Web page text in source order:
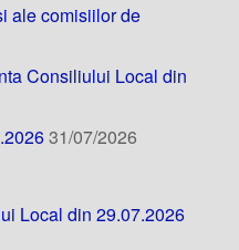
ale comisiilor de
Consiliului Local din
31/07/2026
Local din 29.07.2026